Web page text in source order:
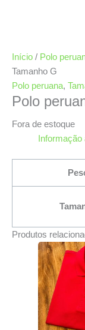
Início / Polo
Tamanho G
Polo peruana,
Polo
Fora de estoque
Informação
Produtos